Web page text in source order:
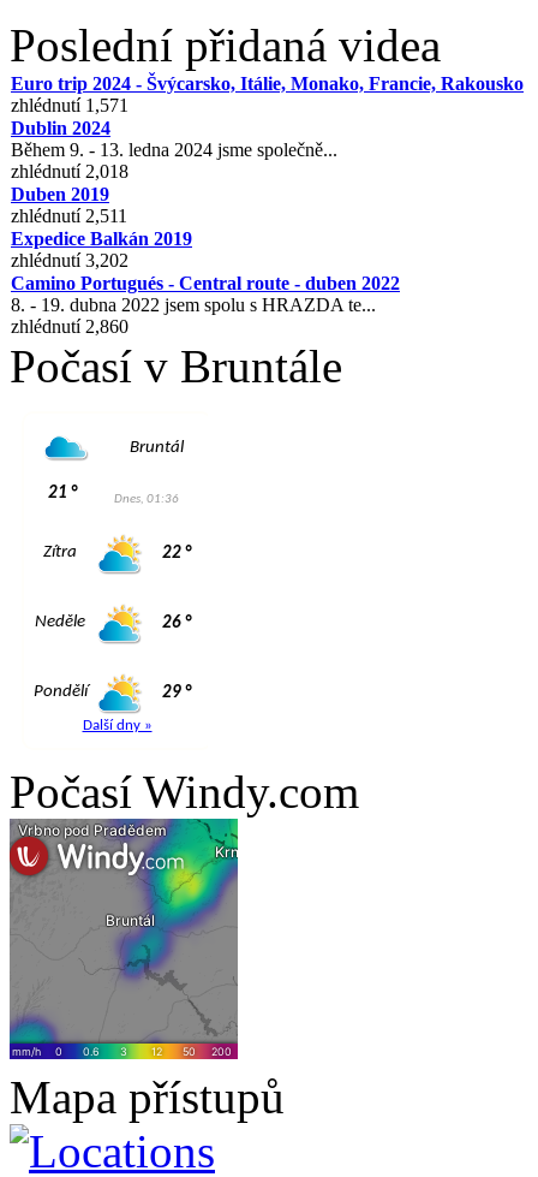
Poslední přidaná videa
Euro trip 2024 - Švýcarsko, Itálie, Monako, Francie, Rakousko
zhlédnutí 1,571
Dublin 2024
Během 9. - 13. ledna 2024 jsme společně...
zhlédnutí 2,018
Duben 2019
zhlédnutí 2,511
Expedice Balkán 2019
zhlédnutí 3,202
Camino Portugués - Central route - duben 2022
8. - 19. dubna 2022 jsem spolu s HRAZDA te...
zhlédnutí 2,860
Počasí v Bruntále
Počasí Windy.com
Mapa přístupů